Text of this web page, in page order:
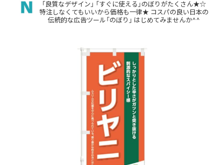
「良質なデザイン」 「すぐに使える」のぼりがたくさん★☆
特注しなくてもいいから価格も一律★ コスパの良い日本の
伝統的な広告ツール「のぼり」 はじめてみませんか^^